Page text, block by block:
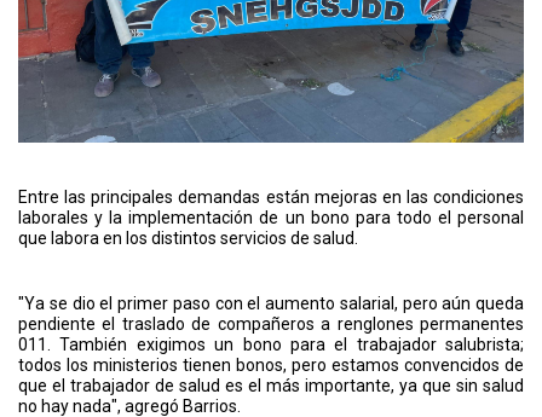
Entre las principales demandas están mejoras en las condiciones
laborales y la implementación de un bono para todo el personal
que labora en los distintos servicios de salud.
"Ya se dio el primer paso con el aumento salarial, pero aún queda
pendiente el traslado de compañeros a renglones permanentes
011. También exigimos un bono para el trabajador salubrista;
todos los ministerios tienen bonos, pero estamos convencidos de
que el trabajador de salud es el más importante, ya que sin salud
no hay nada", agregó Barrios.